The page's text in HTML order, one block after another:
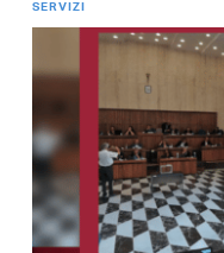
SERVIZI